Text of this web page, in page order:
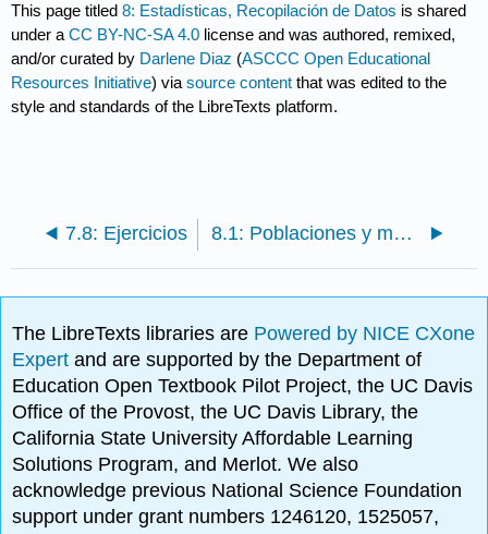
This page titled8: Estadísticas, Recopilación de Datos is shared
under aCC BY-NC-SA 4.0 license and was authored, remixed,
and/or curated by Darlene Diaz (ASCCC Open Educational
Resources Initiative) viasource content that was edited to the
style and standards of the LibreTexts platform.
7.8: Ejercicios 8.1: Poblaciones y muestras
The LibreTexts libraries are Powered by NICE CXone
Expertand are supported by the Department of
Education Open Textbook Pilot Project, the UC Davis
Office of the Provost, the UC Davis Library, the
California State University Affordable Learning
Solutions Program, and Merlot. We also
acknowledge previous National Science Foundation
support under grant numbers 1246120, 1525057,